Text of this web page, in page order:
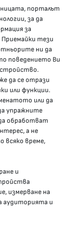
№5
порталът
за да
за
тези
ни да
поведението Ви
да се отрази
или функции.
или да
упражните
обработват
а не
всяко време,
и
измерване на
аудиторията и